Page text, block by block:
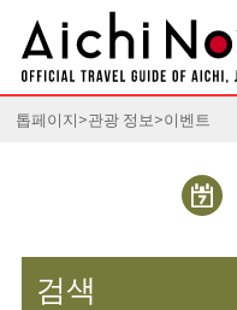
톱페이지 관광 정보 이벤트
검색